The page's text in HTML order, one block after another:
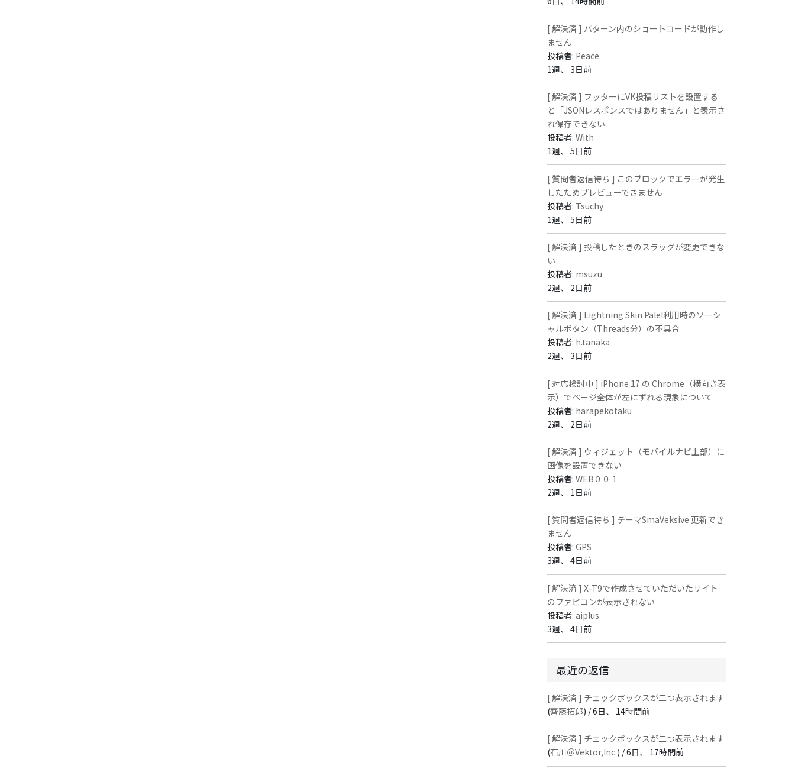
[ 解決済 ] パターン内のショートコードが動作し
ません
投稿者: Peace
1週、 3日前
[ 解決済 ] フッターにVK投稿リストを設置する
と「JSONレスポンスではありません」と表示さ
れ保存できない
投稿者:With
1週、 5日前
[ 質問者返信待ち ] このブロックでエラーが発生
したためプレビューできません
投稿者: Tsuchy
1週、 5日前
[ 解決済 ] 投稿したときのスラッグが変更できな
い
投稿者: msuzu
2週、 2日前
[ 解決済 ] Lightning Skin Palel利用時のソーシ
ャルボタン（Threads分）の不具合
投稿者: h.tanaka
2週、 3日前
[ 対応検討中 ] iPhone 17 の Chrome（横向き表
示）でページ全体が左にずれる現象について
投稿者: harapekotaku
2週、 2日前
[ 解決済 ] ウィジェット（モバイルナビ上部）に
画像を設置できない
投稿者:WEB００１
2週、 1日前
[ 質問者返信待ち ] テーマSmaVeksive 更新でき
ません
投稿者:GPS
3週、 4日前
[ 解決済 ] X-T9で作成させていただいたサイト
のファビコンが表示されない
投稿者:aiplus
3週、 4日前
最近の返信
[ 解決済 ] チェックボックスが二つ表示されます
(齊藤拓郎) /6日、 14時間前
[ 解決済 ] チェックボックスが二つ表示されます
(石川＠Vektor,Inc.) /6日、 17時間前